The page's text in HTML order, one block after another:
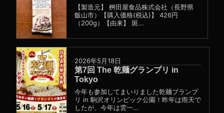
【製造元】 桝田屋食品株式会社（長野県
飯山市）【購入価格(税込)】 426円
（200g）【由来】 斑...
2026年5月18日
第7回 The 乾麺グランプリ in
Tokyo
今年も参加してまいりました乾麺ブランプ
リ in 駒沢オリンピック公園！昨年は雨天で
したが、今年は雲一...